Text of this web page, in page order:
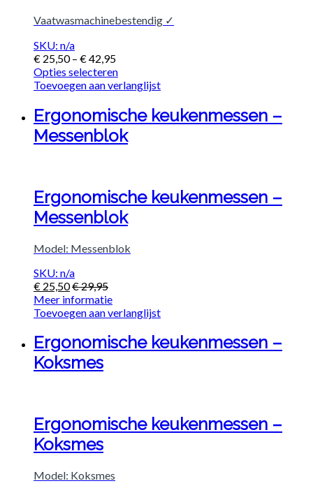
Vaatwasmachinebestendig ✓
SKU: n/a
€ 25,50– €42,95
Opties selecteren
Toevoegen aan verlanglijst
Ergonomische keukenmessen –
Messenblok
Ergonomische keukenmessen –
Messenblok
Model: Messenblok
SKU: n/a
€ 25,50€29,95
Meer informatie
Toevoegen aan verlanglijst
Ergonomische keukenmessen –
Koksmes
Ergonomische keukenmessen –
Koksmes
Model: Koksmes